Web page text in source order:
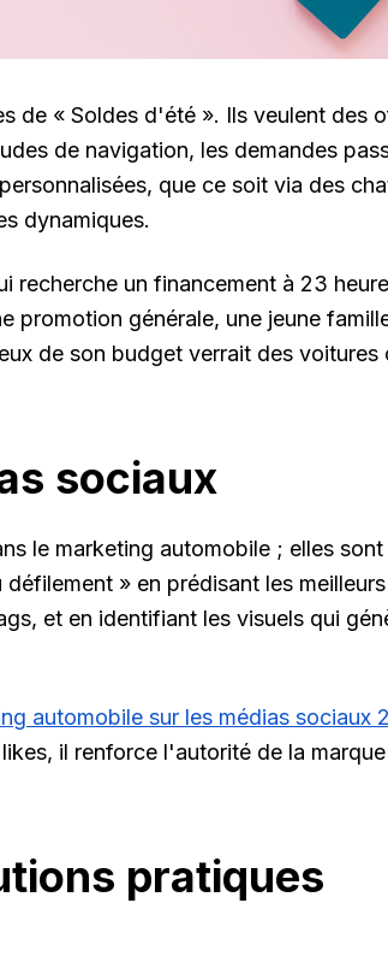
de « Soldes d'été ». Ils veulent des
de navigation, les demandes
que ce soit via des
dynamiques.
recherche un financement à 23
promotion générale, une jeune
de son budget verrait des
sociaux
le marketing automobile ; elles
» en prédisant les
et en identifiant les visuels qui
automobile sur les médias sociaux
il renforce l'autorité de la
pratiques